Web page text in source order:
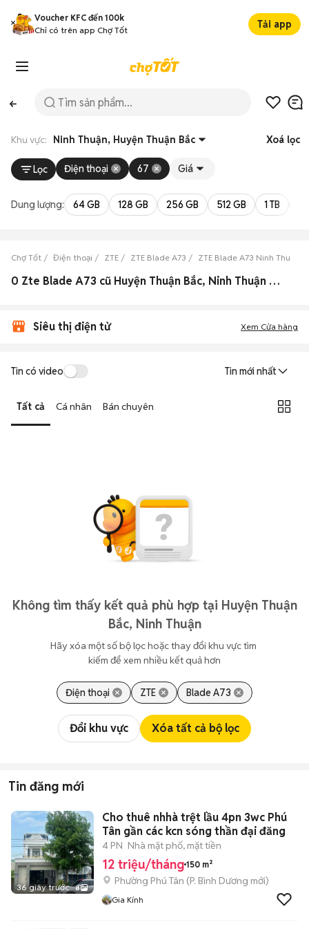
Voucher KFC đến 100k
Chỉ có trên app Chợ Tốt
Tải app
Khu vực: Ninh Thuận, Huyện Thuận Bắc Xoá lọc
Lọc Điện thoại 67 Giá
Dung lượng: 64 GB 128 GB 256 GB 512 GB 1 TB
Chợ Tốt Điện thoại ZTE ZTE Blade A73 ZTE Blade A73 Ninh Thuận
0 Zte Blade A73 cũ Huyện Thuận Bắc, Ninh Thuận đẹp
Siêu thị điện tử Xem Cửa hàng
Tin có video Tin mới nhất
Tất cả Cá nhân Bán chuyên
Không tìm thấy kết quả phù hợp tại Huyện Thuận
Bắc, Ninh Thuận
Hãy xóa một số bộ lọc hoặc thay đổi khu vực tìm
kiếm để xem nhiều kết quả hơn
Điện thoại ZTE Blade A73
Đổi khu vực Xóa tất cả bộ lọc
Tin đăng mới
36 giây trước 8
Cho thuê nhhà trệt lầu 4pn 3wc Phú
Tân gần các kcn sóng thần đại đăng
4 PN Nhà mặt phố, mặt tiền
12 triệu/tháng 150 m²
Phường Phú Tân (P. Bình Dương mới)
Gia Kính